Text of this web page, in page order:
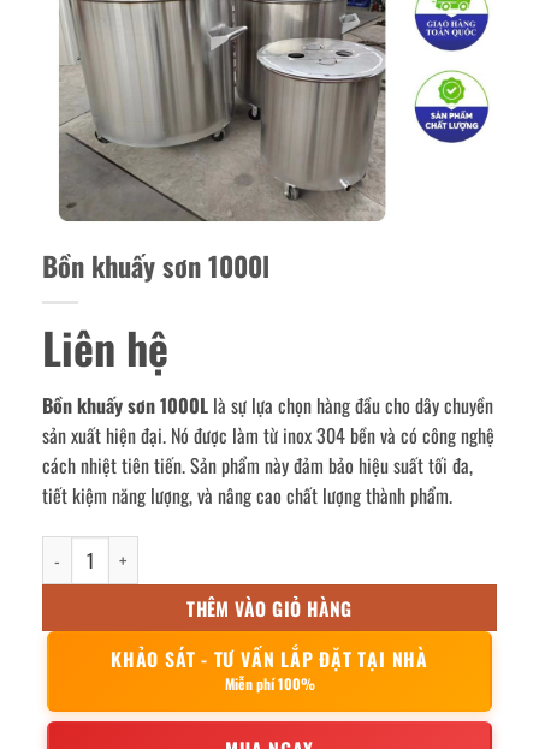
Bồn khuấy sơn 1000l
Liên hệ
Bồn khuấy sơn 1000L là sự lựa chọn hàng đầu cho dây chuyền
sản xuất hiện đại. Nó được làm từ inox 304 bền và có công nghệ
cách nhiệt tiên tiến. Sản phẩm này đảm bảo hiệu suất tối đa,
tiết kiệm năng lượng, và nâng cao chất lượng thành phẩm.
Bồn khuấy sơn 1000l số lượng
THÊM VÀO GIỎ HÀNG
KHẢO SÁT - TƯ VẤN LẮP ĐẶT TẠI NHÀ
Miễn phí 100%